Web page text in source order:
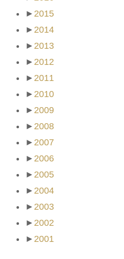
► 2015
► 2014
► 2013
► 2012
► 2011
► 2010
► 2009
► 2008
► 2007
► 2006
► 2005
► 2004
► 2003
► 2002
► 2001